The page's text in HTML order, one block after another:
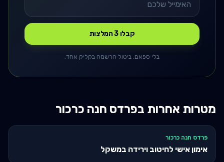
קבלו 3 המלצות
בלי ספאם. ביטול הרשמה בקליק אחד.
מטרות אחרות בפרדס חנה כרכור
פרדס חנה כרכור
אימון אישי לחיטוב וירידה במשקל